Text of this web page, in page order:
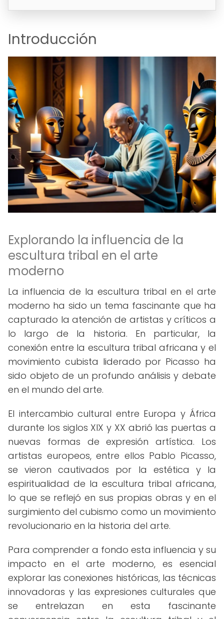
Introducción
Explorando la influencia de la
escultura tribal en el arte
moderno
La influencia de la escultura tribal en el arte
moderno ha sido un tema fascinante que ha
capturado la atención de artistas y críticos a
lo largo de la historia. En particular, la
conexión entre la escultura tribal africana y el
movimiento cubista liderado por Picasso ha
sido objeto de un profundo análisis y debate
en el mundo del arte.
El intercambio cultural entre Europa y África
durante los siglos XIX y XX abrió las puertas a
nuevas formas de expresión artística. Los
artistas europeos, entre ellos Pablo Picasso,
se vieron cautivados por la estética y la
espiritualidad de la escultura tribal africana,
lo que se reflejó en sus propias obras y en el
surgimiento del cubismo como un movimiento
revolucionario en la historia del arte.
Para comprender a fondo esta influencia y su
impacto en el arte moderno, es esencial
explorar las conexiones históricas, las técnicas
innovadoras y las expresiones culturales que
se entrelazan en esta fascinante